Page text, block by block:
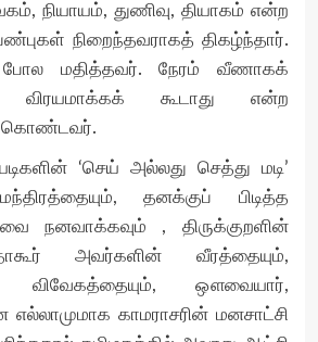
நியாயம், துணிவு, தியாகம் என்ற
நிறைந்தவராகத் திகழ்ந்தார்.
போல மதித்தவர். நேரம் வீணாகக்
விரயமாக்கக் கூடாது என்ற
‘செய் அல்லது செத்து மடி’
தனக்குப் பிடித்த
நனவாக்கவும் , திருக்குறளின்
அவர்களின் வீரத்தையும்,
விவேகத்தையும், ஔவையார்,
எல்லாமுமாக காமராசரின் மனசாட்சி